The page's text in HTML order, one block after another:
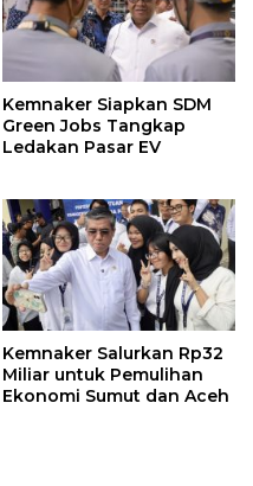
Kemnaker Siapkan SDM
Green Jobs Tangkap
Ledakan Pasar EV
Kemnaker Salurkan Rp32
Miliar untuk Pemulihan
Ekonomi Sumut dan Aceh